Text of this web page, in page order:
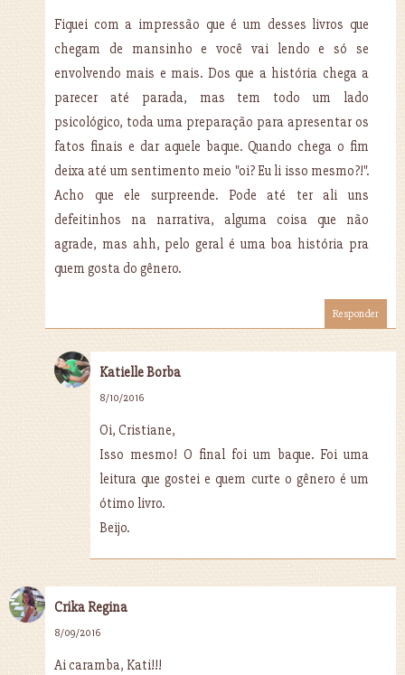
Fiquei com a impressão que é um desses livros que
chegam de mansinho e você vai lendo e só se
envolvendo mais e mais. Dos que a história chega a
parecer até parada, mas tem todo um lado
psicológico, toda uma preparação para apresentar os
fatos finais e dar aquele baque. Quando chega o fim
deixa até um sentimento meio "oi? Eu li isso mesmo?!".
Acho que ele surpreende. Pode até ter ali uns
defeitinhos na narrativa, alguma coisa que não
agrade, mas ahh, pelo geral é uma boa história pra
quem gosta do gênero.
Responder
Katielle Borba
8/10/2016
Oi, Cristiane,
Isso mesmo! O final foi um baque. Foi uma
leitura que gostei e quem curte o gênero é um
ótimo livro.
Beijo.
Crika Regina
8/09/2016
Ai caramba, Kati!!!